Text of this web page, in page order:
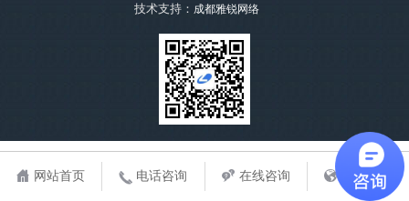
技术支持： 成都雅锐网络
网站首页 电话咨询 在线咨询 地图导航